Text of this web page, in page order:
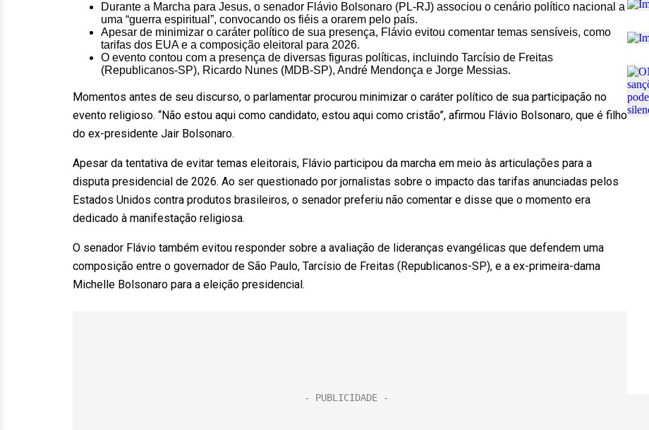
Durante a Marcha para Jesus, o senador Flávio Bolsonaro (PL-RJ) associou o cenário político nacional a
uma “guerra espiritual”, convocando os fiéis a orarem pelo país.
Apesar de minimizar o caráter político de sua presença, Flávio evitou comentar temas sensíveis, como
tarifas dos EUA e a composição eleitoral para 2026.
O evento contou com a presença de diversas figuras políticas, incluindo Tarcísio de Freitas
(Republicanos-SP), Ricardo Nunes (MDB-SP), André Mendonça e Jorge Messias.
Momentos antes de seu discurso, o parlamentar procurou minimizar o caráter político de sua participação no
evento religioso. “Não estou aqui como candidato, estou aqui como cristão”, afirmou Flávio Bolsonaro, que é filho
do ex-presidente Jair Bolsonaro.
Apesar da tentativa de evitar temas eleitorais, Flávio participou da marcha em meio às articulações para a
disputa presidencial de 2026. Ao ser questionado por jornalistas sobre o impacto das tarifas anunciadas pelos
Estados Unidos contra produtos brasileiros, o senador preferiu não comentar e disse que o momento era
dedicado à manifestação religiosa.
O senador Flávio também evitou responder sobre a avaliação de lideranças evangélicas que defendem uma
composição entre o governador de São Paulo, Tarcísio de Freitas (Republicanos-SP), e a ex-primeira-dama
Michelle Bolsonaro para a eleição presidencial.